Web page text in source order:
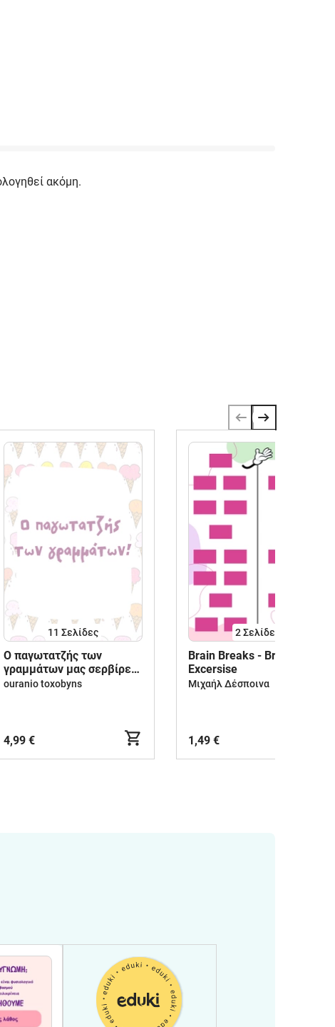
ακόμη.
11 Σελίδες
O παγωτατζής των
γραμμάτων μας σερβίρει
κεφαλαία και πεζά!
ouranio toxobyns
4,99 €
2Σελίδες
Brain Breaks - Brain
Excersise
Μιχαήλ Δέσποινα
1,49 €